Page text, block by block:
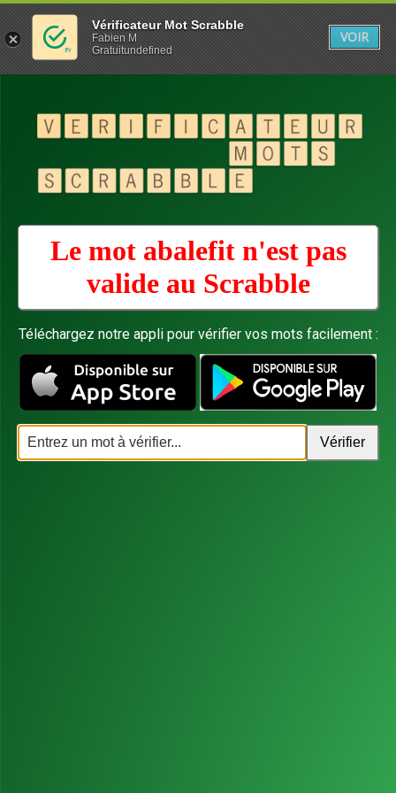
Le mot abalefit n'est pas
valide au Scrabble
Téléchargez notre appli pour vérifier vos mots facilement :
Vérificateur Mot Scrabble
Fabien M
Gratuitundefined
VOIR